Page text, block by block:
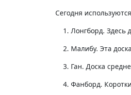
Сегодня
Лонгборд.
Малибу. Эта
Ган. Доска
Фанборд.